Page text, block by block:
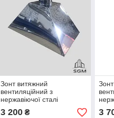
Зонт витяжний
вентиляційний з
нержавіючої сталі
900х1300
3 200₴ 3